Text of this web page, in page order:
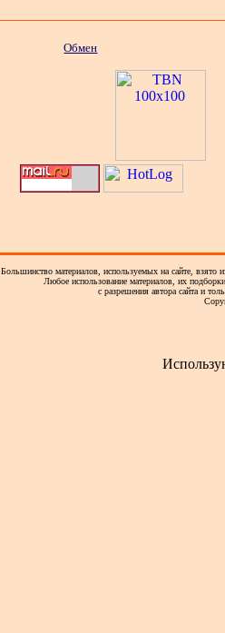
Обмен
Большинство материалов, используемых на сайте, взято
Любое использование материалов, их
с разрешения автора сайта и